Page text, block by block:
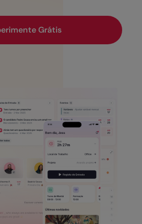
Grátis